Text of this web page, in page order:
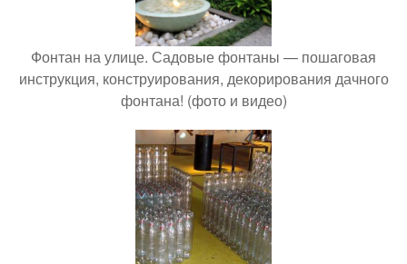
Фонтан на улице. Садовые фонтаны — пошаговая
инструкция, конструирования, декорирования дачного
фонтана! (фото и видео)